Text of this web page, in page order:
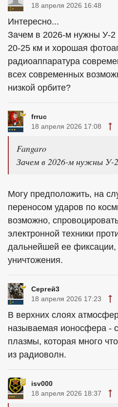
18 апреля 2026 16:48
Интересно...
Зачем в 2026-м нужны У-2
20-25 км и хорошая
радиоаппаратура
всех современных
низкой орбите?
frruc
18 апреля 2026 17:08
Fangaro
Зачем в 2026-м нужны У-
Могу предположить, на
переносом ударов по
возможно,
электронной техники
дальнейшей ее фиксации,
уничтожения.
Сергей3
18 апреля 2026 17:23
В верхних слоях
называемая ионосфера -
плазмы, которая много
из радиоволн.
isv000
18 апреля 2026 18:37